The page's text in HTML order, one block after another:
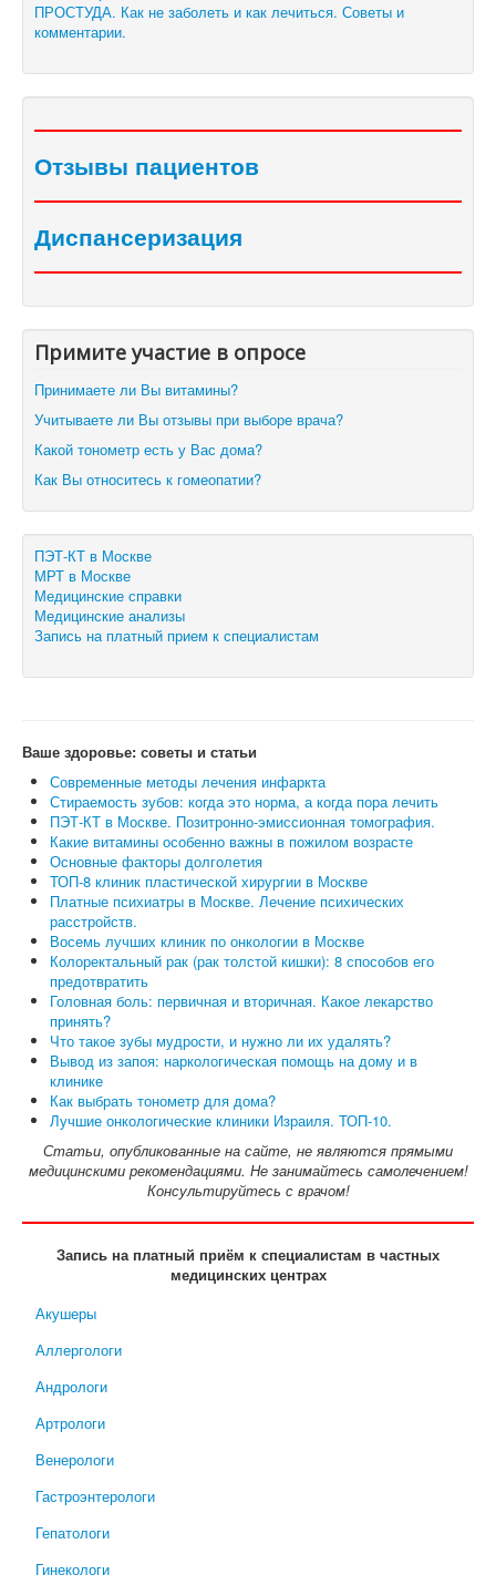
ПРОСТУДА. Как не заболеть и как лечиться. Советы и
комментарии.
Отзывы пациентов
Диспансеризация
Примите участие в опросе
Принимаете ли Вы витамины?
Учитываете ли Вы отзывы при выборе врача?
Какой тонометр есть у Вас дома?
Как Вы относитесь к гомеопатии?
ПЭТ-КТ в Москве
МРТ в Москве
Медицинские справки
Медицинские анализы
Запись на платный прием к специалистам
Ваше здоровье: советы и статьи
Современные методы лечения инфаркта
Стираемость зубов: когда это норма, а когда пора лечить
ПЭТ-КТ в Москве. Позитронно-эмиссионная томография.
Какие витамины особенно важны в пожилом возрасте
Основные факторы долголетия
ТОП-8 клиник пластической хирургии в Москве
Платные психиатры в Москве. Лечение психических
расстройств.
Восемь лучших клиник по онкологии в Москве
Колоректальный рак (рак толстой кишки): 8 способов его
предотвратить
Головная боль: первичная и вторичная. Какое лекарство
принять?
Что такое зубы мудрости, и нужно ли их удалять?
Вывод из запоя: наркологическая помощь на дому и в
клинике
Как выбрать тонометр для дома?
Лучшие онкологические клиники Израиля. ТОП-10.
Статьи, опубликованные на сайте, не являются прямыми
медицинскими рекомендациями. Не занимайтесь самолечением!
Консультируйтесь с врачом!
Запись на платный приём к специалистам в частных
медицинских центрах
Акушеры
Аллергологи
Андрологи
Артрологи
Венерологи
Гастроэнтерологи
Гепатологи
Гинекологи